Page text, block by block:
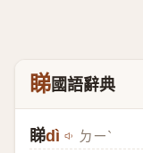
睇國語辭典
睇dì ㄉㄧˋ